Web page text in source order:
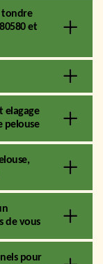
tondre
et
elagage
pelouse
de vous
pour